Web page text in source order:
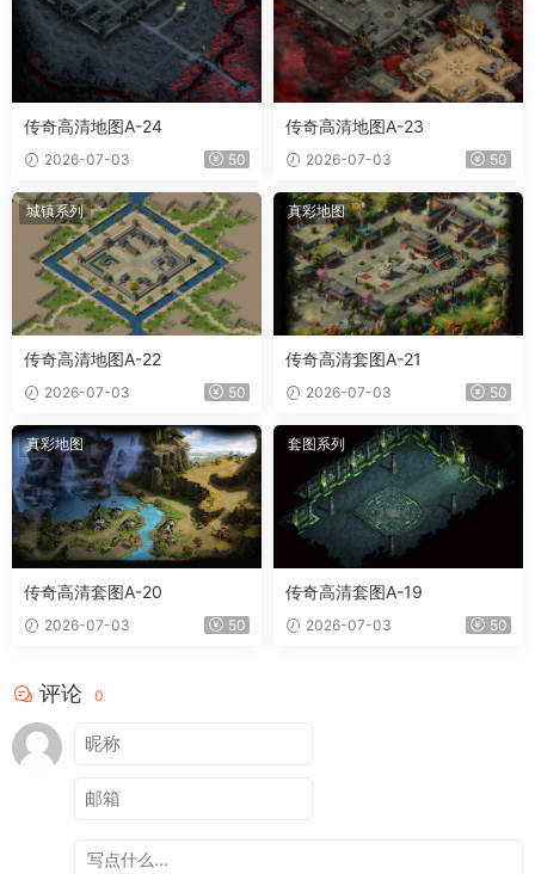
传奇高清地图A-24
2026-07-03 50
传奇高清地图A-23
2026-07-03 50
城镇系列
传奇高清地图A-22
2026-07-03 50
真彩地图
传奇高清套图A-21
2026-07-03 50
真彩地图
传奇高清套图A-20
2026-07-03 50
套图系列
传奇高清套图A-19
2026-07-03 50
评论 0